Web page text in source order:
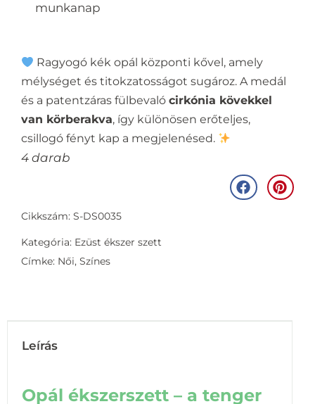
munkanap
Ragyogó kék opál központi kővel, amely
mélységet és titokzatosságot sugároz. A medál
és a patentzáras fülbevaló cirkónia kövekkel
van körberakva, így különösen erőteljes,
csillogó fényt kap a megjelenésed.
4 darab
Cikkszám: S-DS0035
Kategória: Ezüst ékszer szett
Címke: Női, Színes
Leírás
Opál ékszerszett – a tenger